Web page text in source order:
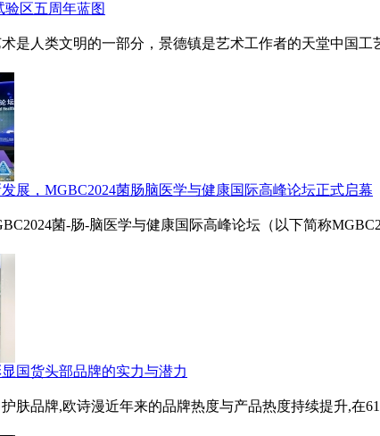
验区五周年蓝图
是人类文明的一部分，景德镇是艺术工作者的天堂中国
展，MGBC2024菌肠脑医学与健康国际高峰论坛正式启幕
菌-肠-脑医学与健康国际高峰论坛（以下简称
国货头部品牌的实力与潜力
肤品牌,欧诗漫近年来的品牌热度与产品热度持续提升,在